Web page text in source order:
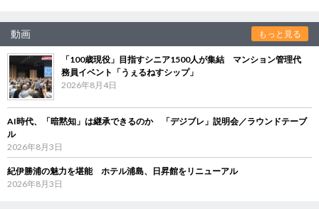
動画 もっと見る
「100歳現役」目指すシニア1500人が集結 マンション管理代
務員イベント「うぇるねすシップ」
2026年8月4日
AI時代、「暗黙知」は継承できるのか 「デジブレ」説明会／ラウンドテーブ
ル
2026年8月3日
紀伊勝浦の魅力を堪能 ホテル浦島、日昇館をリニューアル
2026年8月3日